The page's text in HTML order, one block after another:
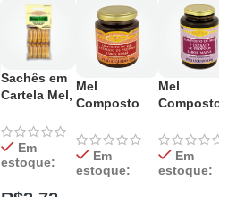
Sachês em
Cartela Mel,
40g
Em
estoque:
Mel
Composto
300g
Em
estoque:
Mel
Composto
150g
Em
estoque: